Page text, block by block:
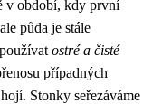
v období, kdy první
půda je stále
ostré a čisté
případných
Stonky seřezáváme